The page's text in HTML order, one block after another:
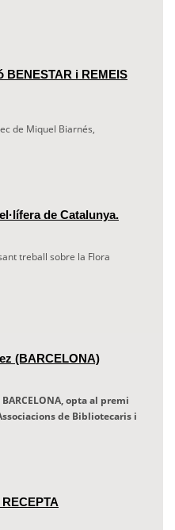
BENESTAR i REMEIS
de Miquel Biarnés,
de Catalunya.
treball sobre la Flora
(BARCELONA)
opta al premi
de Bibliotecaris i